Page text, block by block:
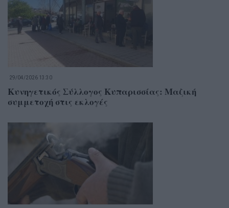
29/04/2026 13:30
Κυνηγετικός Σύλλογος Κυπαρισσίας: Μαζική
συμμετοχή στις εκλογές